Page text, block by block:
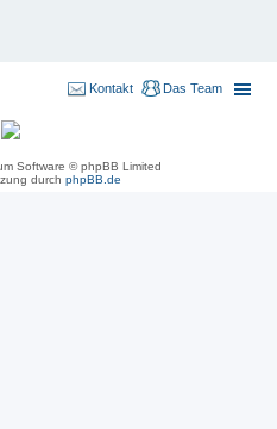
Das Team
Kontakt
Software © phpBB Limited
durch phpBB.de